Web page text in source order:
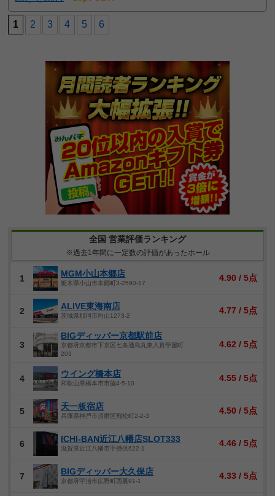
1 2 3 4 5 6
全国 営業評価ランキング
※過去1年間に一定数の評価があったホール
1 MGM小山本郷店
栃木県小山市本郷町3-2590-17
4.90 / 5点
2 ALIVE東海南店
茨城県那珂市向山1273-2
4.77 / 5点
3
BIGディッパー京都駅前店
京都府京都市下京区七条通烏丸東入真苧屋町
203
4.62 / 5点
4 ウイング橋本店
和歌山県橋本市市脇4-5-10
4.55 / 5点
5 天一板宿店
兵庫県神戸市須磨区飛松町2-2-3
4.50 / 5点
6 ICHI-BAN近江八幡店SLOT333
滋賀県近江八幡市千僧供622-1
4.46 / 5点
7 BIGディッパー大久保店
京都府宇治市広野町西裏91-1
4.33 / 5点